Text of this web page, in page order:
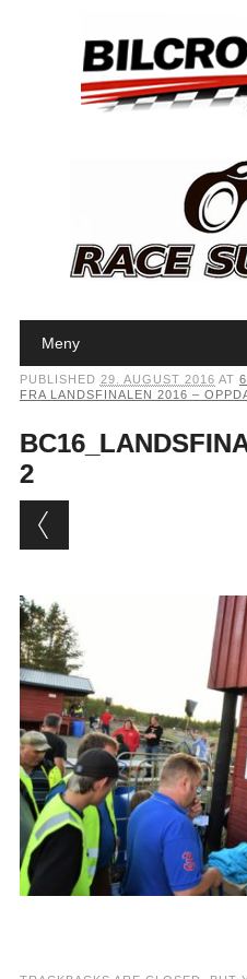
Main menu
Meny
PUBLISHED 29. AUGUST 2016 AT
FRA LANDSFINALEN 2016 –
2